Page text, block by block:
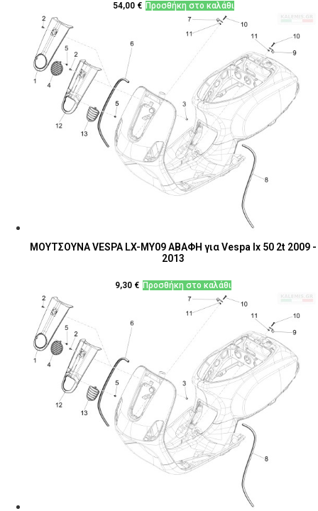
54,00 € Προσθήκη στο καλάθι
ΜΟΥΤΣΟΥΝΑ VESPA LX-MY09 ΑΒΑΦΗ για Vespa lx 50 2t 2009 -
2013
9,30 € Προσθήκη στο καλάθι